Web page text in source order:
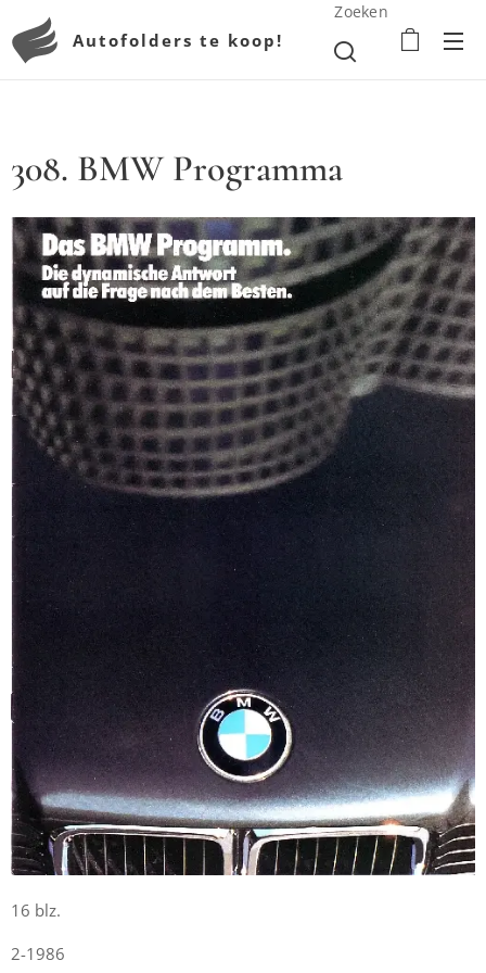
Autofolders te koop!
Zoeken
308. BMW Programma
16 blz.
2-1986